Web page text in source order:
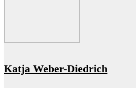
Katja Weber-Diedrich